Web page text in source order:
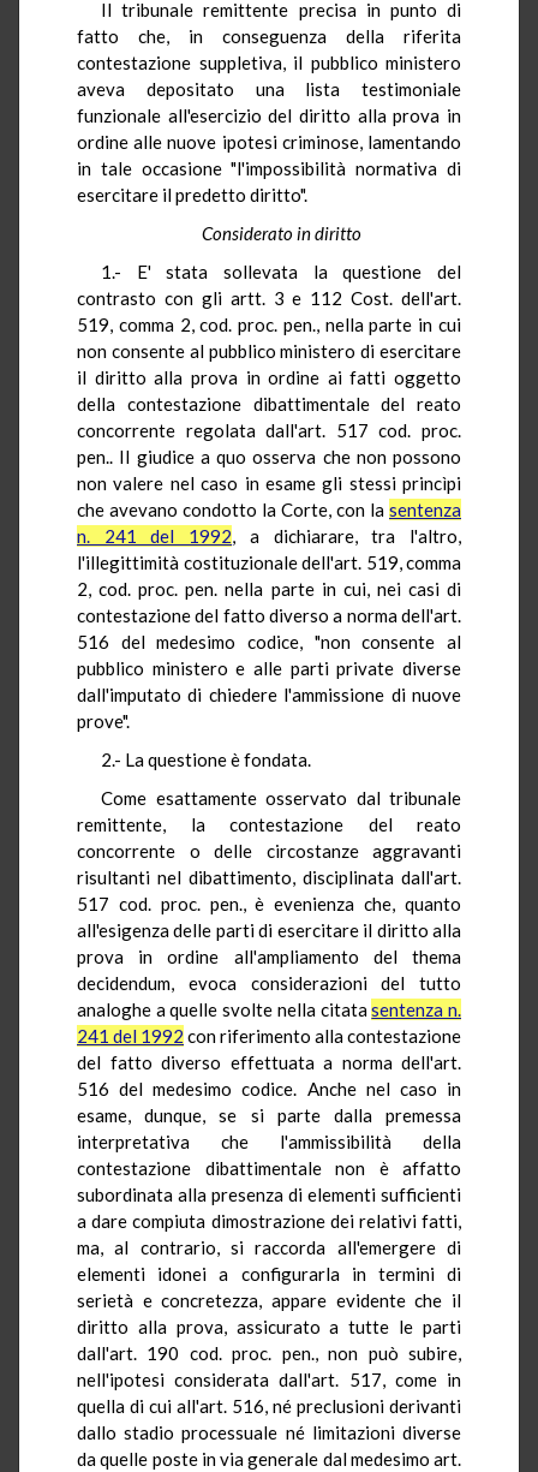
Il tribunale remittente precisa in punto di
fatto che, in conseguenza della riferita
contestazione suppletiva, il pubblico ministero
aveva depositato una lista testimoniale
funzionale all'esercizio del diritto alla prova in
ordine alle nuove ipotesi criminose, lamentando
in tale occasione "l'impossibilità normativa di
esercitare il predetto diritto".
Considerato in diritto
1.- E' stata sollevata la questione del
contrasto con gli artt. 3 e 112 Cost. dell'art.
519, comma 2, cod. proc. pen., nella parte in cui
non consente al pubblico ministero di esercitare
il diritto alla prova in ordine ai fatti oggetto
della contestazione dibattimentale del reato
concorrente regolata dall'art. 517 cod. proc.
pen.. Il giudice a quo osserva che non possono
non valere nel caso in esame gli stessi princìpi
che avevano condotto la Corte, con la sentenza
n. 241 del 1992, a dichiarare, tra l'altro,
l'illegittimità costituzionale dell'art. 519, comma
2, cod. proc. pen. nella parte in cui, nei casi di
contestazione del fatto diverso a norma dell'art.
516 del medesimo codice, "non consente al
pubblico ministero e alle parti private diverse
dall'imputato di chiedere l'ammissione di nuove
prove".
2.- La questione è fondata.
Come esattamente osservato dal tribunale
remittente, la contestazione del reato
concorrente o delle circostanze aggravanti
risultanti nel dibattimento, disciplinata dall'art.
517 cod. proc. pen., è evenienza che, quanto
all'esigenza delle parti di esercitare il diritto alla
prova in ordine all'ampliamento del thema
decidendum, evoca considerazioni del tutto
analoghe a quelle svolte nella citatasentenza n.
241 del 1992 con riferimento alla contestazione
del fatto diverso effettuata a norma dell'art.
516 del medesimo codice. Anche nel caso in
esame, dunque, se si parte dalla premessa
interpretativa che l'ammissibilità della
contestazione dibattimentale non è affatto
subordinata alla presenza di elementi sufficienti
a dare compiuta dimostrazione dei relativi fatti,
ma, al contrario, si raccorda all'emergere di
elementi idonei a configurarla in termini di
serietà e concretezza, appare evidente che il
diritto alla prova, assicurato a tutte le parti
dall'art. 190 cod. proc. pen., non può subire,
nell'ipotesi considerata dall'art. 517, come in
quella di cui all'art. 516, né preclusioni derivanti
dallo stadio processuale né limitazioni diverse
da quelle poste in via generale dal medesimo art.